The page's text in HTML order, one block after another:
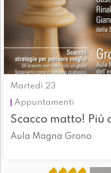
Martedì 23
Appuntamenti
Scacco matto! Più
Aula Magna Grono